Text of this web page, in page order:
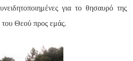
για το θησαυρό της
του Θεού προς εμάς.